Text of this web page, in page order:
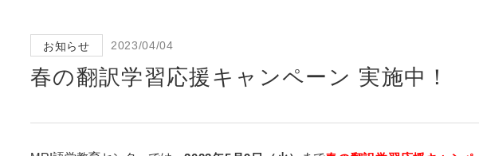
お知らせ 2023/04/04
春の翻訳学習応援キャンペーン 実施中！